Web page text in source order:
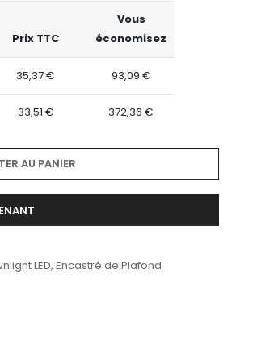
Prix TTC
Vous
économisez
35,37 € 93,09 €
33,51 € 372,36 €
AU PANIER
LED, Encastré de Plafond